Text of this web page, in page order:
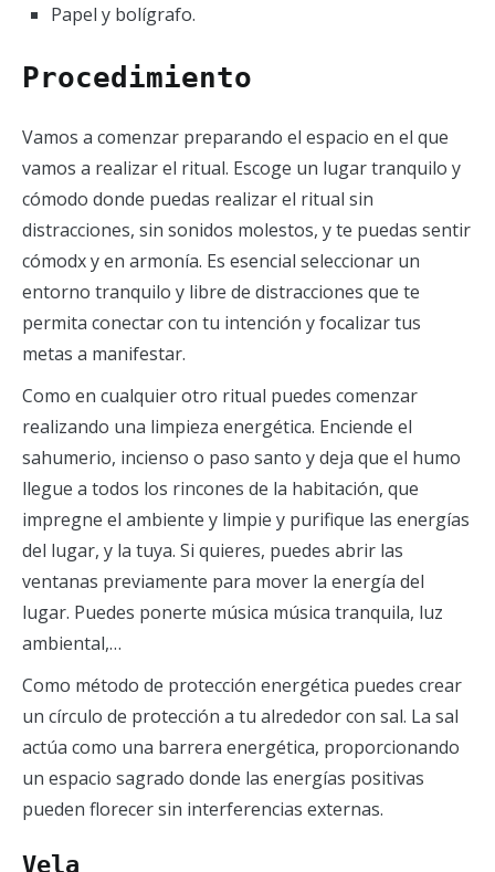
Papel y bolígrafo.
Procedimiento
Vamos a comenzar preparando el espacio en el que
vamos a realizar el ritual. Escoge un lugar tranquilo y
cómodo donde puedas realizar el ritual sin
distracciones, sin sonidos molestos, y te puedas sentir
cómodx y en armonía. Es esencial seleccionar un
entorno tranquilo y libre de distracciones que te
permita conectar con tu intención y focalizar tus
metas a manifestar.
Como en cualquier otro ritual puedes comenzar
realizando una limpieza energética. Enciende el
sahumerio, incienso o paso santo y deja que el humo
llegue a todos los rincones de la habitación, que
impregne el ambiente y limpie y purifique las energías
del lugar, y la tuya. Si quieres, puedes abrir las
ventanas previamente para mover la energía del
lugar. Puedes ponerte música música tranquila, luz
ambiental,…
Como método de protección energética puedes crear
un círculo de protección a tu alrededor con sal. La sal
actúa como una barrera energética, proporcionando
un espacio sagrado donde las energías positivas
pueden florecer sin interferencias externas.
Vela